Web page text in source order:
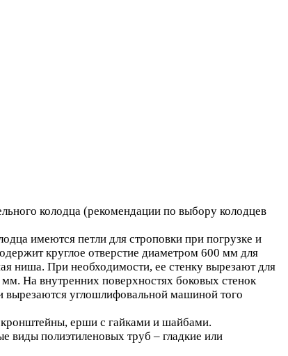
колодца (рекомендации по выбору колодцев
имеются петли для строповки при погрузке и
круглое отверстие диаметром 600 мм для
ниша. При необходимости, ее стенку вырезают для
На внутренних поверхностях боковых стенок
углошлифовальной машиной того
кронштейны, ерши с гайками и шайбами.
виды полиэтиленовых труб – гладкие или